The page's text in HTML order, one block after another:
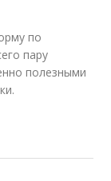
по
пару
полезными